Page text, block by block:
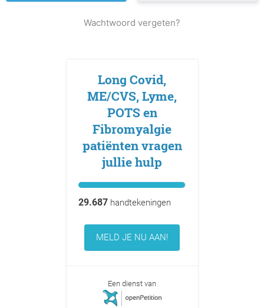
Wachtwoord vergeten?
Long Covid,
ME/CVS, Lyme,
POTS en
Fibromyalgie
patiënten vragen
jullie hulp
29.687handtekeningen
MELD JE NU AAN!
Een dienst van